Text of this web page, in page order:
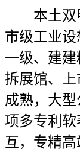
本土双甲
市级工业
一级、建
拆展馆、
成熟，大
项多专利
互，专精